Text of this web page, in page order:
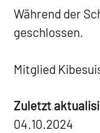
Während der
geschlossen.
Mitglied
Zuletzt
04.10.2024